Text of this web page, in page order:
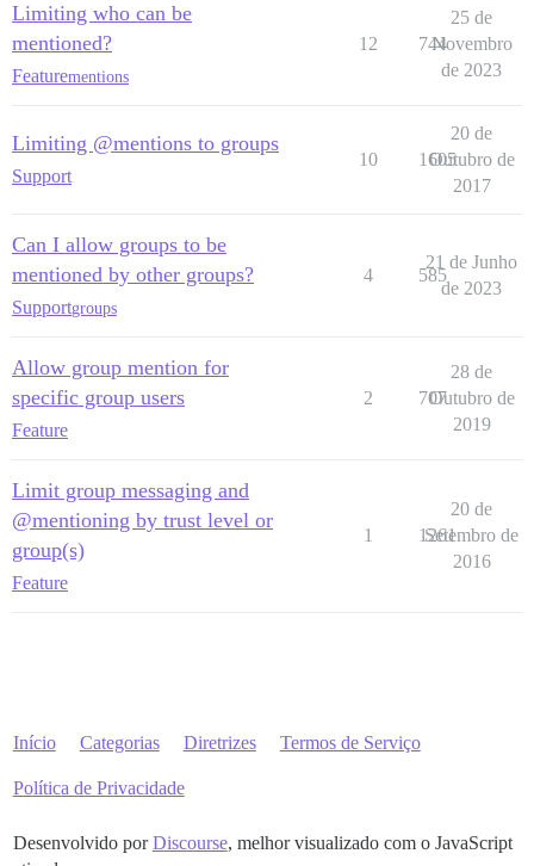
Limiting who can be
mentioned?
Featurementions
12 744
25 de
Novembro
de 2023
Limiting @mentions to groups
Support
10 1605
20 de
Outubro de
2017
Can I allow groups to be
mentioned by other groups?
Supportgroups
4 585
21 de Junho
de 2023
Allow group mention for
specific group users
Feature
2 707
28 de
Outubro de
2019
Limit group messaging and
@mentioning by trust level or
group(s)
Feature
1 1261
20 de
Setembro de
2016
Início Categorias Diretrizes Termos de Serviço
Política de Privacidade
Desenvolvido porDiscourse, melhor visualizado com o JavaScript